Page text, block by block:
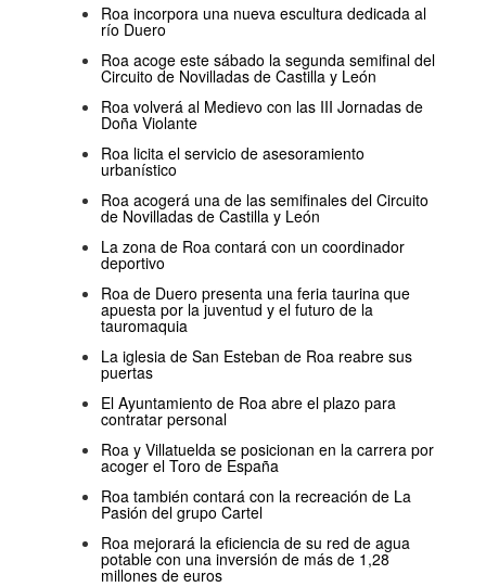
Roa incorpora una nueva escultura dedicada al
río Duero
Roa acoge este sábado la segunda semifinal del
Circuito de Novilladas de Castilla y León
Roa volverá al Medievo con las III Jornadas de
Doña Violante
Roa licita el servicio de asesoramiento
urbanístico
Roa acogerá una de las semifinales del Circuito
de Novilladas de Castilla y León
La zona de Roa contará con un coordinador
deportivo
Roa de Duero presenta una feria taurina que
apuesta por la juventud y el futuro de la
tauromaquia
La iglesia de San Esteban de Roa reabre sus
puertas
El Ayuntamiento de Roa abre el plazo para
contratar personal
Roa y Villatuelda se posicionan en la carrera por
acoger el Toro de España
Roa también contará con la recreación de La
Pasión del grupo Cartel
Roa mejorará la eficiencia de su red de agua
potable con una inversión de más de 1,28
millones de euros